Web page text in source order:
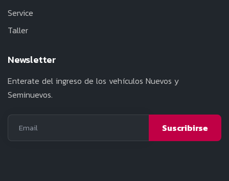
Service
Taller
Newsletter
Enterate del ingreso de los vehículos Nuevos y
Seminuevos.
Email